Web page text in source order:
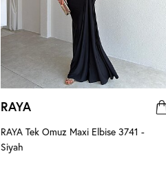
RAYA
RAYA Tek Omuz Maxi Elbise 3741 -
Siyah